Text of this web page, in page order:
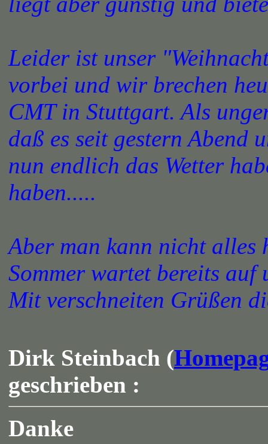
Leider ist unser
vorbei und wir brechen
CMT in Stuttgart. Als
daß es seit gestern Abend
nun endlich das Wetter
haben.....
Aber man kann nicht alles
Sommer wartet bereits auf
Mit verschneiten Grüßen
Dirk Steinbach (
geschrieben :
Danke